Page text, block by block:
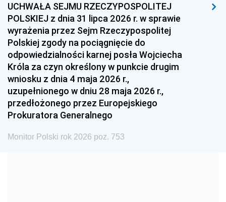
1996 1995 1994
1993 1992 1991
1990 1989
1987 1986 1985
1984 1983
1981 1980 1979
1978 1977
1975 1974
UCHWAŁA SEJMU RZECZYPOSPOLITEJ
POLSKIEJ z dnia 31 lipca 2026 r. w sprawie
wyrażenia przez Sejm Rzeczypospolitej
Polskiej zgody na pociągnięcie do
odpowiedzialności karnej posła Wojciecha
Króla za czyn określony w punkcie drugim
wniosku z dnia 4 maja 2026 r.,
uzupełnionego w dniu 28 maja 2026 r.,
przedłożonego przez Europejskiego
Prokuratora Generalnego
Monitor Polski rok 2026 poz. 753